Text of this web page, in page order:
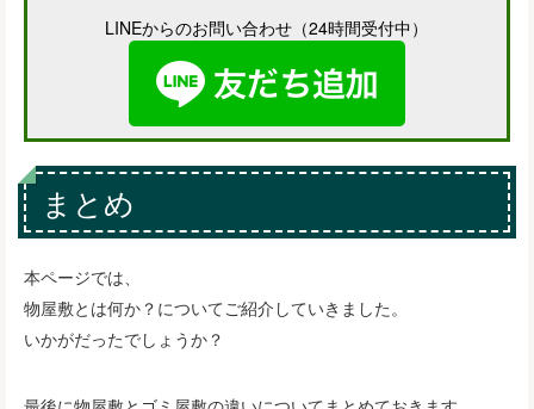
LINEからのお問い合わせ（24時間受付中）
まとめ
本ページでは、
物屋敷とは何か？についてご紹介していきました。
いかがだったでしょうか？